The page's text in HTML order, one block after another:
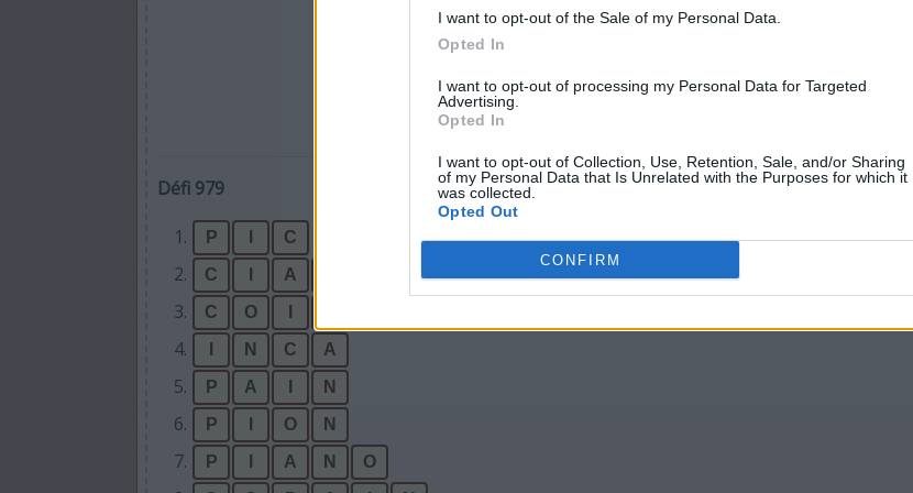
I want to opt-out of the Sale of my Personal Data.
Opted In
I want to opt-out of processing my Personal Data for Targeted
Advertising.
Opted In
I want to opt-out of Collection, Use, Retention, Sale, and/or Sharing
of my Personal Data that Is Unrelated with the Purposes for which it
was collected.
Opted Out
CONFIRM
Défi 979
1.
P C
2. C A
3. C O
4. N C A
5. P A N
6. P O N
7. P A N O